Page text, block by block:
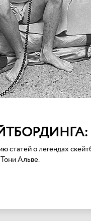
статей о легендах
Альве.